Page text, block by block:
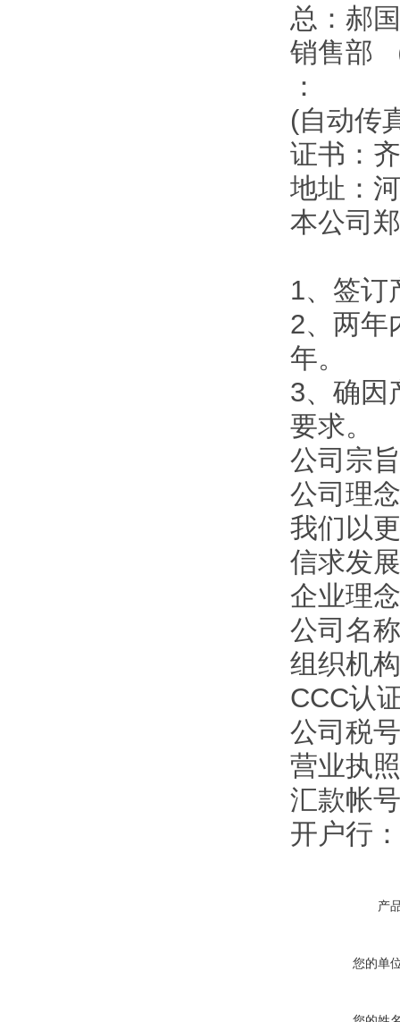
总：郝
销售部
：
(自动传
证书：
地址：
本公司
1、签订
2、两年
年。
3、确因
要求。
公司宗
公司理
我们以
信求发
企业理
公司名
组织机
CCC认
公司税
营业执
汇款帐
开户行
产
您的单